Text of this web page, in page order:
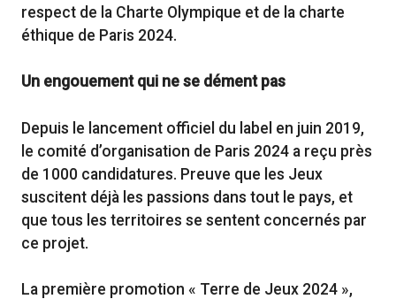
respect de la Charte Olympique et de la charte
éthique de Paris 2024.
Un engouement qui ne se dément pas
Depuis le lancement officiel du label en juin 2019,
le comité d’organisation de Paris 2024 a reçu près
de 1000 candidatures. Preuve que les Jeux
suscitent déjà les passions dans tout le pays, et
que tous les territoires se sentent concernés par
ce projet.
La première promotion « Terre de Jeux 2024 »,